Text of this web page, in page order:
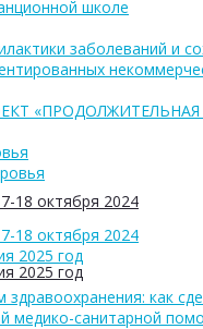
октября 2024
2025 год
школе
заболеваний и
18 октября 2024
2025 год
как
медико-санитарной